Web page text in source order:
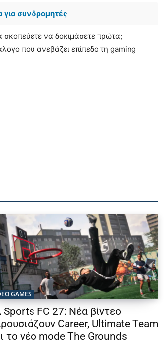
για συνδρομητές
σκοπεύετε να δοκιμάσετε πρώτα;
που ανεβάζει επίπεδο τη gaming
GAMES
Sports FC 27: Νέα βίντεο
Career, Ultimate Team
το νέο mode The Grounds